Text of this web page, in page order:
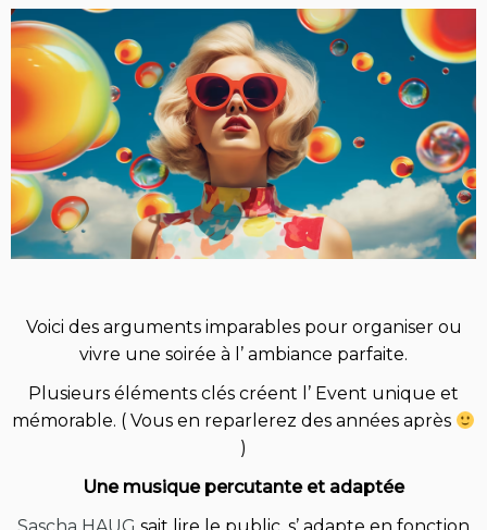
Voici des arguments imparables pour organiser ou
vivre une soirée à l’ ambiance parfaite.
Plusieurs éléments clés créent l’ Event unique et
mémorable. ( Vous en reparlerez des années après
)
Une musique percutante et adaptée